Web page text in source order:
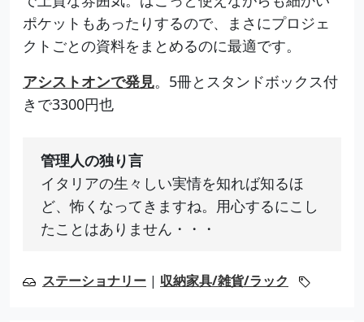
ポケットもあったりするので、まさにプロジェ
クトごとの資料をまとめるのに最適です。
アシストオンで発見。5冊とスタンドボックス付
きで3300円也
管理人の独り言
イタリアの生々しい実情を知れば知るほ
ど、怖くなってきますね。用心するにこし
たことはありません・・・
ステーショナリー | 収納家具/雑貨/ラック